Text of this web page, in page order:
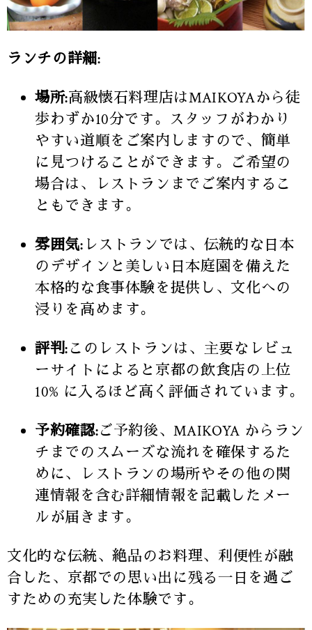
ランチの詳細:
場所:高級懐石料理店はMAIKOYAから徒
歩わずか10分です。スタッフがわかり
やすい道順をご案内しますので、簡単
に見つけることができます。ご希望の
場合は、レストランまでご案内するこ
ともできます。
雰囲気: レストランでは、伝統的な日本
のデザインと美しい日本庭園を備えた
本格的な食事体験を提供し、文化への
浸りを高めます。
評判:このレストランは、主要なレビュ
ーサイトによると京都の飲食店の上位
10% に入るほど高く評価されています。
予約確認:ご予約後、MAIKOYA からラン
チまでのスムーズな流れを確保するた
めに、レストランの場所やその他の関
連情報を含む詳細情報を記載したメー
ルが届きます。
文化的な伝統、絶品のお料理、利便性が融
合した、京都での思い出に残る一日を過ご
すための充実した体験です。